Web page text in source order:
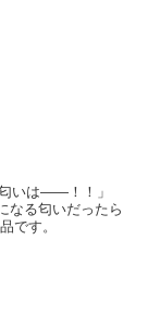
です。